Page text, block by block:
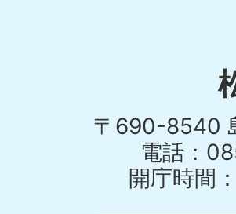
〒690-8540
電話：
開庁時間